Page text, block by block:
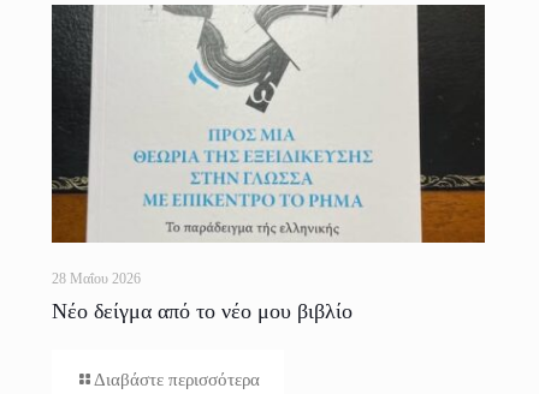
28 Μαΐου 2026
Νέο δείγμα από το νέο μου βιβλίο
Διαβάστε περισσότερα